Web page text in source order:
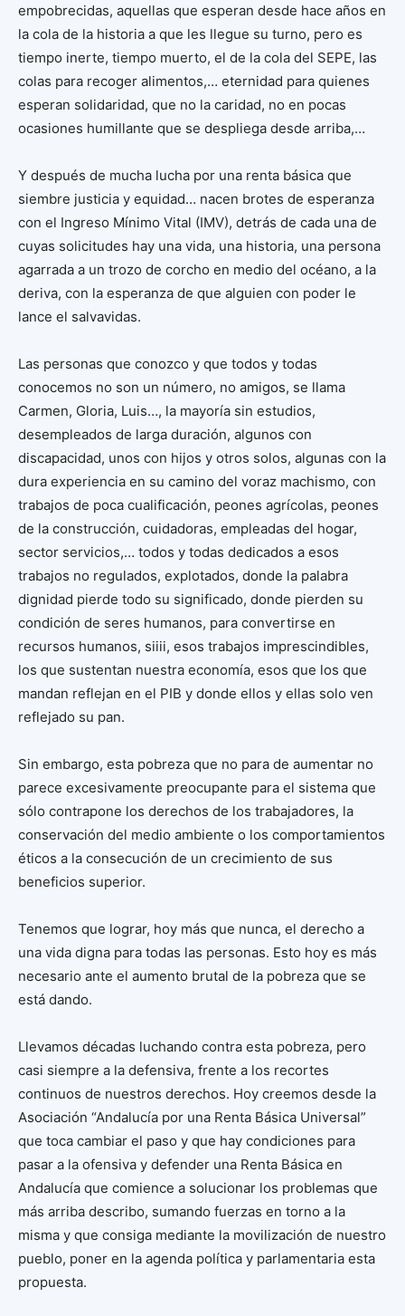
empobrecidas, aquellas que esperan desde hace años en
la cola de la historia a que les llegue su turno, pero es
tiempo inerte, tiempo muerto, el de la cola del SEPE, las
colas para recoger alimentos,… eternidad para quienes
esperan solidaridad, que no la caridad, no en pocas
ocasiones humillante que se despliega desde arriba,…
Y después de mucha lucha por una renta básica que
siembre justicia y equidad… nacen brotes de esperanza
con el Ingreso Mínimo Vital (IMV), detrás de cada una de
cuyas solicitudes hay una vida, una historia, una persona
agarrada a un trozo de corcho en medio del océano, a la
deriva, con la esperanza de que alguien con poder le
lance el salvavidas.
Las personas que conozco y que todos y todas
conocemos no son un número, no amigos, se llama
Carmen, Gloria, Luis…, la mayoría sin estudios,
desempleados de larga duración, algunos con
discapacidad, unos con hijos y otros solos, algunas con la
dura experiencia en su camino del voraz machismo, con
trabajos de poca cualificación, peones agrícolas, peones
de la construcción, cuidadoras, empleadas del hogar,
sector servicios,… todos y todas dedicados a esos
trabajos no regulados, explotados, donde la palabra
dignidad pierde todo su significado, donde pierden su
condición de seres humanos, para convertirse en
recursos humanos, siiii, esos trabajos imprescindibles,
los que sustentan nuestra economía, esos que los que
mandan reflejan en el PIB y donde ellos y ellas solo ven
reflejado su pan.
Sin embargo, esta pobreza que no para de aumentar no
parece excesivamente preocupante para el sistema que
sólo contrapone los derechos de los trabajadores, la
conservación del medio ambiente o los comportamientos
éticos a la consecución de un crecimiento de sus
beneficios superior.
Tenemos que lograr, hoy más que nunca, el derecho a
una vida digna para todas las personas. Esto hoy es más
necesario ante el aumento brutal de la pobreza que se
está dando.
Llevamos décadas luchando contra esta pobreza, pero
casi siempre a la defensiva, frente a los recortes
continuos de nuestros derechos. Hoy creemos desde la
Asociación “Andalucía por una Renta Básica Universal”
que toca cambiar el paso y que hay condiciones para
pasar a la ofensiva y defender una Renta Básica en
Andalucía que comience a solucionar los problemas que
más arriba describo, sumando fuerzas en torno a la
misma y que consiga mediante la movilización de nuestro
pueblo, poner en la agenda política y parlamentaria esta
propuesta.